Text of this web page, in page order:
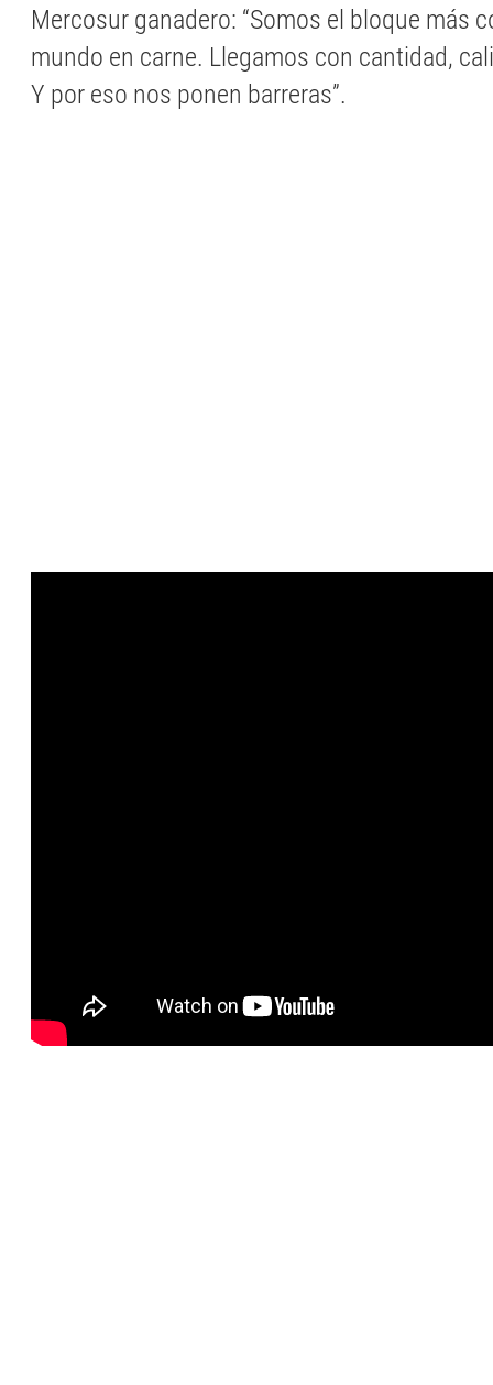
Mercosur ganadero: “Somos el bloque más
mundo en carne. Llegamos con cantidad,
Y por eso nos ponen barreras”.